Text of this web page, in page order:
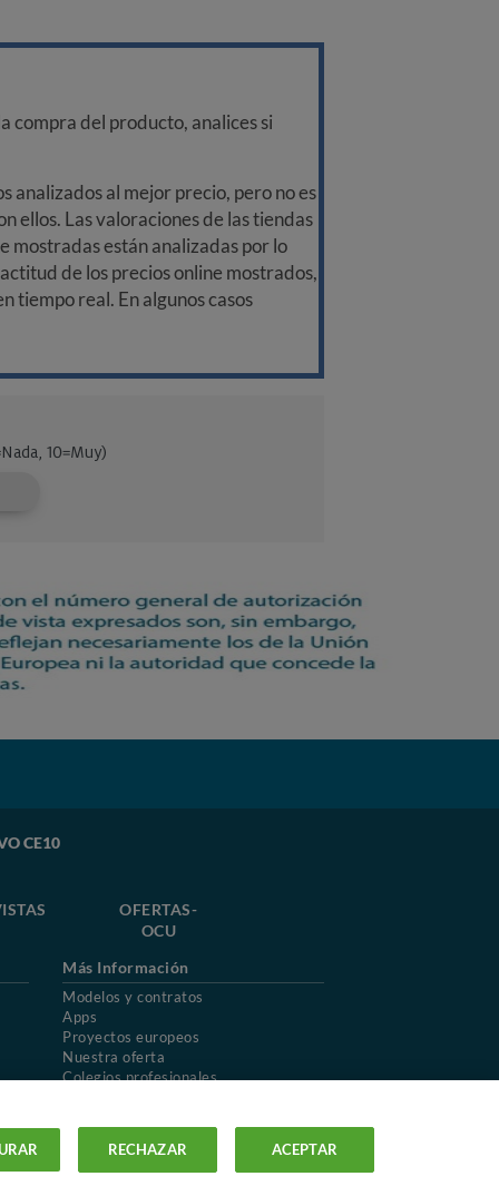
compra del producto, analices si
analizados al mejor precio, pero no es
ellos. Las valoraciones de las tiendas
mostradas están analizadas por lo
de los precios online mostrados,
tiempo real. En algunos casos
CE10
OFERTAS-
OCU
Más Información
Modelos y contratos
Apps
Proyectos europeos
Nuestra oferta
Colegios profesionales
RECHAZAR ACEPTAR